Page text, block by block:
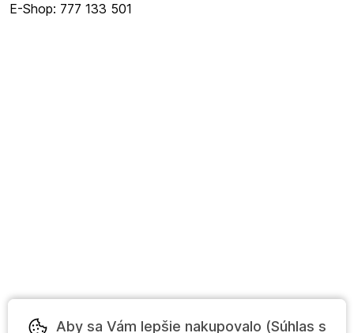
E-Shop: 777 133 501
Aby sa Vám lepšie nakupovalo (Súhlas s